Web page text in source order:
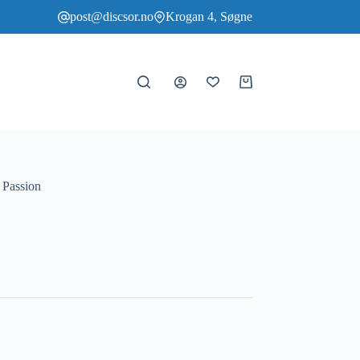
post@discsor.no Krogan 4, Søgne
Handlekurv